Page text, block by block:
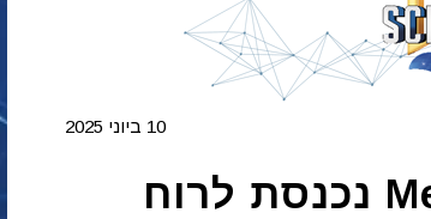
10 ביוני 2025
Meet a Scientologist נכנסת לרוח